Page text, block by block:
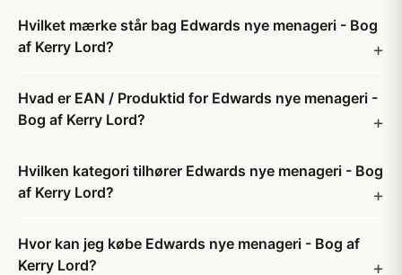
Hvilket mærke står bag Edwards nye menageri - Bog
af Kerry Lord?
Hvad er EAN / Produktid for Edwards nye menageri -
Bog af Kerry Lord?
Hvilken kategori tilhører Edwards nye menageri - Bog
af Kerry Lord?
Hvor kan jeg købe Edwards nye menageri - Bog af
Kerry Lord?